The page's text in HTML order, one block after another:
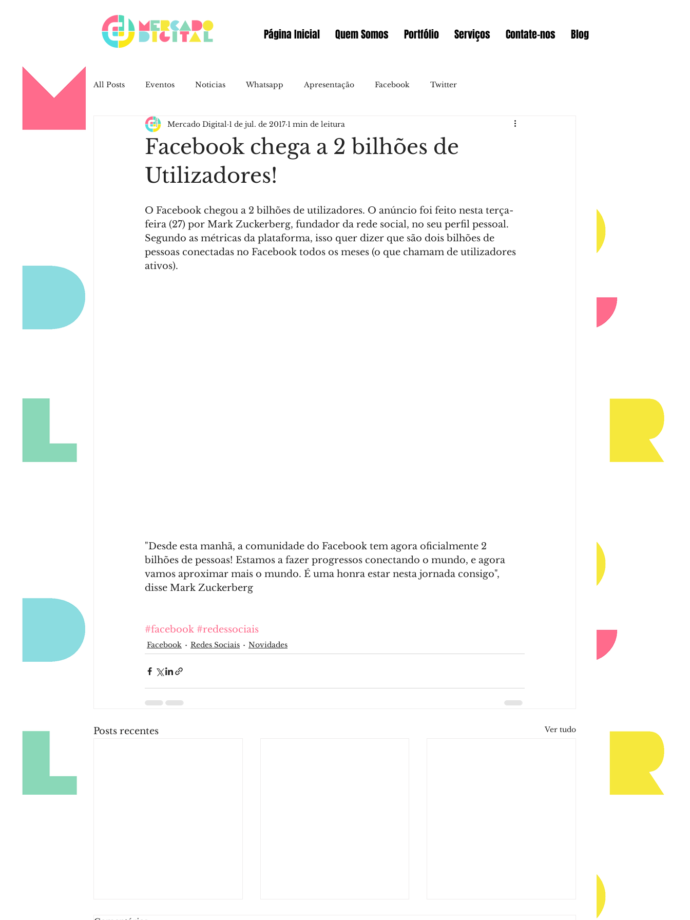
Página Inicial Quem Somos Portfólio Serviços Contate-nos Blog
All Posts Eventos Noticias Whatsapp Apresentação Facebook Twitter
Trabalhos Mercado Digital allo Video Novidades Curiosidades
Campanhas Redes Sociais
Redes Sociais Clientes Embaixador WIX Portugal Videoconferencia E-commerce Lojas Online
Marketing Waze
Facebook chega a 2 bilhões de
Utilizadores!
Mercado Digital 1 de jul. de 2017 1 min de leitura
O Facebook chegou a 2 bilhões de utilizadores. O anúncio foi feito nesta terça-
feira (27) por Mark Zuckerberg, fundador da rede social, no seu perfil pessoal.
Segundo as métricas da plataforma, isso quer dizer que são dois bilhões de
pessoas conectadas no Facebook todos os meses (o que chamam de utilizadores
ativos).
"Desde esta manhã, a comunidade do Facebook tem agora oficialmente 2
bilhões de pessoas! Estamos a fazer progressos conectando o mundo, e agora
vamos aproximar mais o mundo. É uma honra estar nesta jornada consigo",
disse Mark Zuckerberg
#facebook #redessociais
Facebook Redes Sociais Novidades
Posts recentes Ver tudo